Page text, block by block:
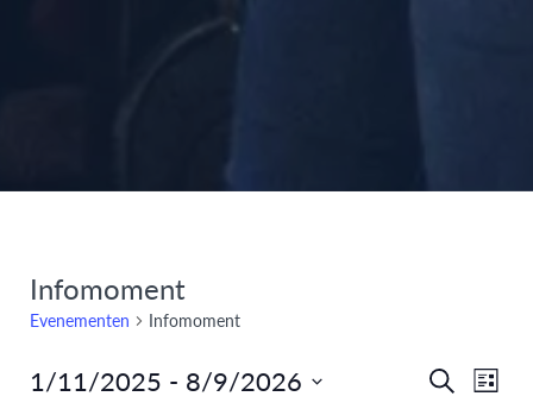
Infomoment
Evenementen Infomoment
Zoeken
Lijst
1/11/2025 - 8/9/2026